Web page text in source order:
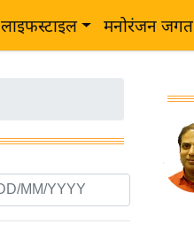
लाइफस्टाइल मनोरंजन जगत